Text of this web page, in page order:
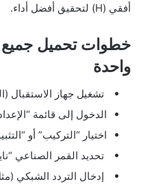
أفقي (H) لتحقيق أفضل أداء.
خطوات تحميل جميع
واحدة
تشغيل جهاز الاستقبال
الدخول إلى قائمة
اختيار “التركيب” أو
تحديد القمر الصناعي